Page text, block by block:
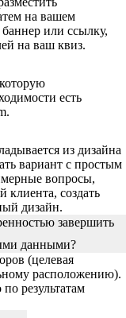
на вашем
или ссылку,
на ваш квиз.
есть
из дизайна
вариант с простым
вопросы,
клиента, создать
дизайн.
завершить
данными?
(целевая
расположению).
результатам